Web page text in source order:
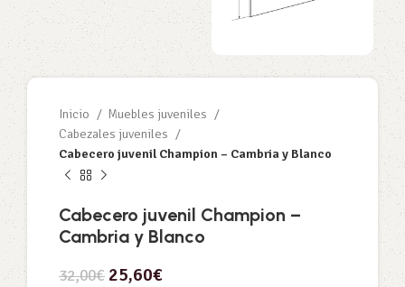
Inicio
Muebles juveniles
Cabezales juveniles
Cabecero juvenil Champion – Cambria y Blanco
Cabecero juvenil Champion –
Cambria y Blanco
32,00€ 25,60€